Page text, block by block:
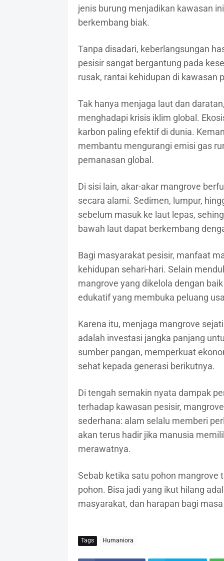
jenis burung menjadikan kawasan
berkembang biak.
Tanpa disadari, keberlangsungan
pesisir sangat bergantung pada
rusak, rantai kehidupan di kawasan
Tak hanya menjaga laut dan
menghadapi krisis iklim global.
karbon paling efektif di dunia.
membantu mengurangi emisi gas
pemanasan global.
Di sisi lain, akar-akar mangrove
secara alami. Sedimen, lumpur,
sebelum masuk ke laut lepas,
bawah laut dapat berkembang
Bagi masyarakat pesisir, manfaat
kehidupan sehari-hari. Selain
mangrove yang dikelola dengan
edukatif yang membuka peluang
Karena itu, menjaga mangrove
adalah investasi jangka panjang
sumber pangan, memperkuat
sehat kepada generasi berikutnya.
Di tengah semakin nyata dampak
terhadap kawasan pesisir,
sederhana: alam selalu memberi
akan terus hadir jika manusia
merawatnya.
Sebab ketika satu pohon mangrove
pohon. Bisa jadi yang ikut hilang
masyarakat, dan harapan bagi
Tags Humaniora